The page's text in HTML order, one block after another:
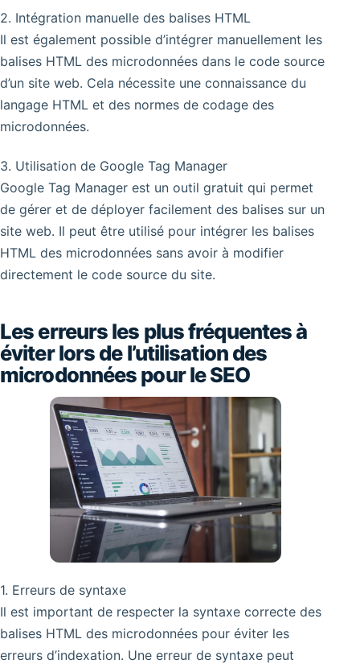
2. Intégration manuelle des balises HTML
Il est également possible d’intégrer manuellement les
balises HTML des microdonnées dans le code source
d’un site web. Cela nécessite une connaissance du
langage HTML et des normes de codage des
microdonnées.
3. Utilisation de Google Tag Manager
Google Tag Manager est un outil gratuit qui permet
de gérer et de déployer facilement des balises sur un
site web. Il peut être utilisé pour intégrer les balises
HTML des microdonnées sans avoir à modifier
directement le code source du site.
Les erreurs les plus fréquentes à
éviter lors de l’utilisation des
microdonnées pour le SEO
1. Erreurs de syntaxe
Il est important de respecter la syntaxe correcte des
balises HTML des microdonnées pour éviter les
erreurs d’indexation. Une erreur de syntaxe peut